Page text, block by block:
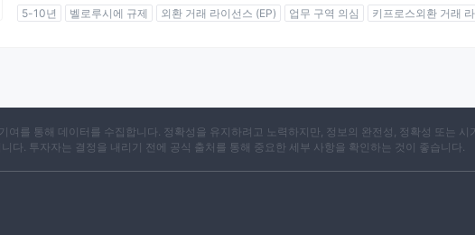
5-10년
벨로루시에 규제 외환 거래 라이선스 (EP) 업무 구역 의심
키프로스외환 거래
여를 통해 데이터를 수집합니다. 정확성을 유지하려고 노력하지만, 정보의 완전성, 정확성 또는
다. 투자자는 결정을 내리기 전에 공식 출처를 통해 중요한 세부 사항을 확인하는 것이 좋습니다.